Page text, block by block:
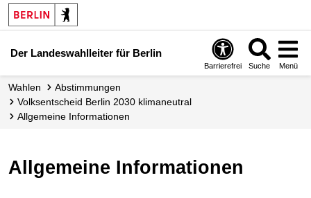
Der Landeswahlleiter für Berlin
Barrierefrei Suche Menü
Wahlen
Abstimmungen
Volksentscheid Berlin 2030 klimaneutral
Allgemeine Informationen
Allgemeine Informationen